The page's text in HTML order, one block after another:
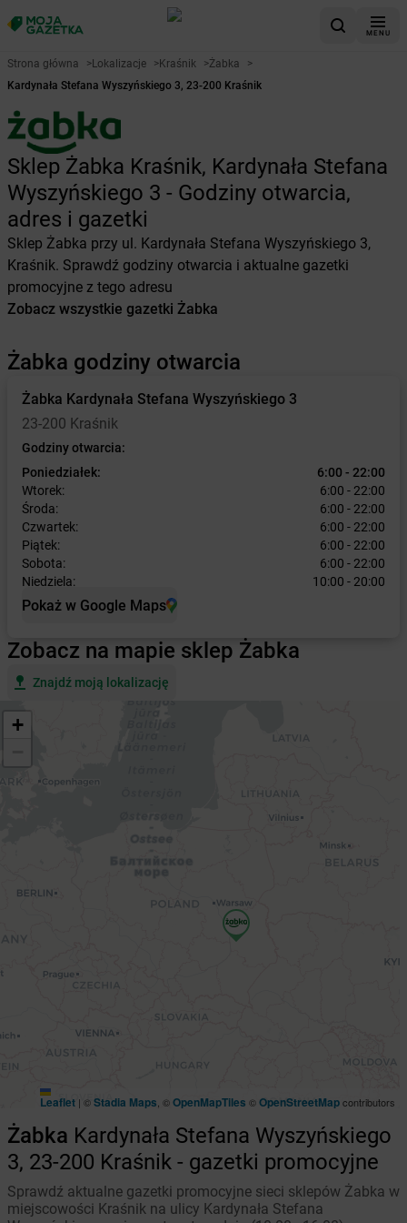
MENU
Strona główna >Lokalizacje >Kraśnik >Żabka
>
Kardynała Stefana Wyszyńskiego 3, 23-200 Kraśnik
Sklep Żabka Kraśnik, Kardynała Stefana
Wyszyńskiego 3 - Godziny otwarcia,
adres i gazetki
Sklep Żabka przy ul. Kardynała Stefana Wyszyńskiego 3,
Kraśnik. Sprawdź godziny otwarcia i aktualne gazetki
promocyjne z tego adresu
Zobacz wszystkie gazetki Żabka
Żabka godziny otwarcia
Żabka Kardynała Stefana Wyszyńskiego 3
23-200 Kraśnik
Godziny otwarcia:
Poniedziałek:
6:00 - 22:00
Wtorek:
6:00 - 22:00
Środa:
6:00 - 22:00
Czwartek:
6:00 - 22:00
Piątek:
6:00 - 22:00
Sobota:
6:00 - 22:00
Niedziela:
10:00 - 20:00
Pokaż w Google Maps
Zobacz na mapie sklep Żabka
Znajdź moją lokalizację
+
Leaflet | ©Stadia Maps , ©OpenMapTiles ©OpenStreetMapcontributors
Żabka Kardynała Stefana Wyszyńskiego
3, 23-200 Kraśnik - gazetki promocyjne
Sprawdź aktualne gazetki promocyjne sieci sklepów Żabka w
miejscowości Kraśnik na ulicy Kardynała Stefana